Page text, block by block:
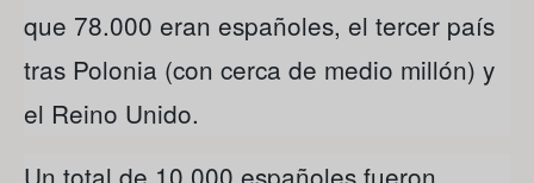
que 78.000 eran españoles, el tercer país
tras Polonia (con cerca de medio millón) y
el Reino Unido.